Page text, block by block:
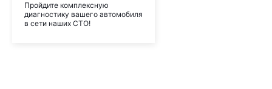
Пройдите комплексную
диагностику вашего автомобиля
в сети наших СТО!